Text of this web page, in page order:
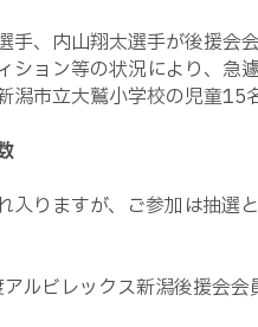
手、内山翔太選手が後援会
ション等の状況により、急
潟市立大鷲小学校の児童15
入りますが、ご参加は抽選と
ルビレックス新潟後援会会